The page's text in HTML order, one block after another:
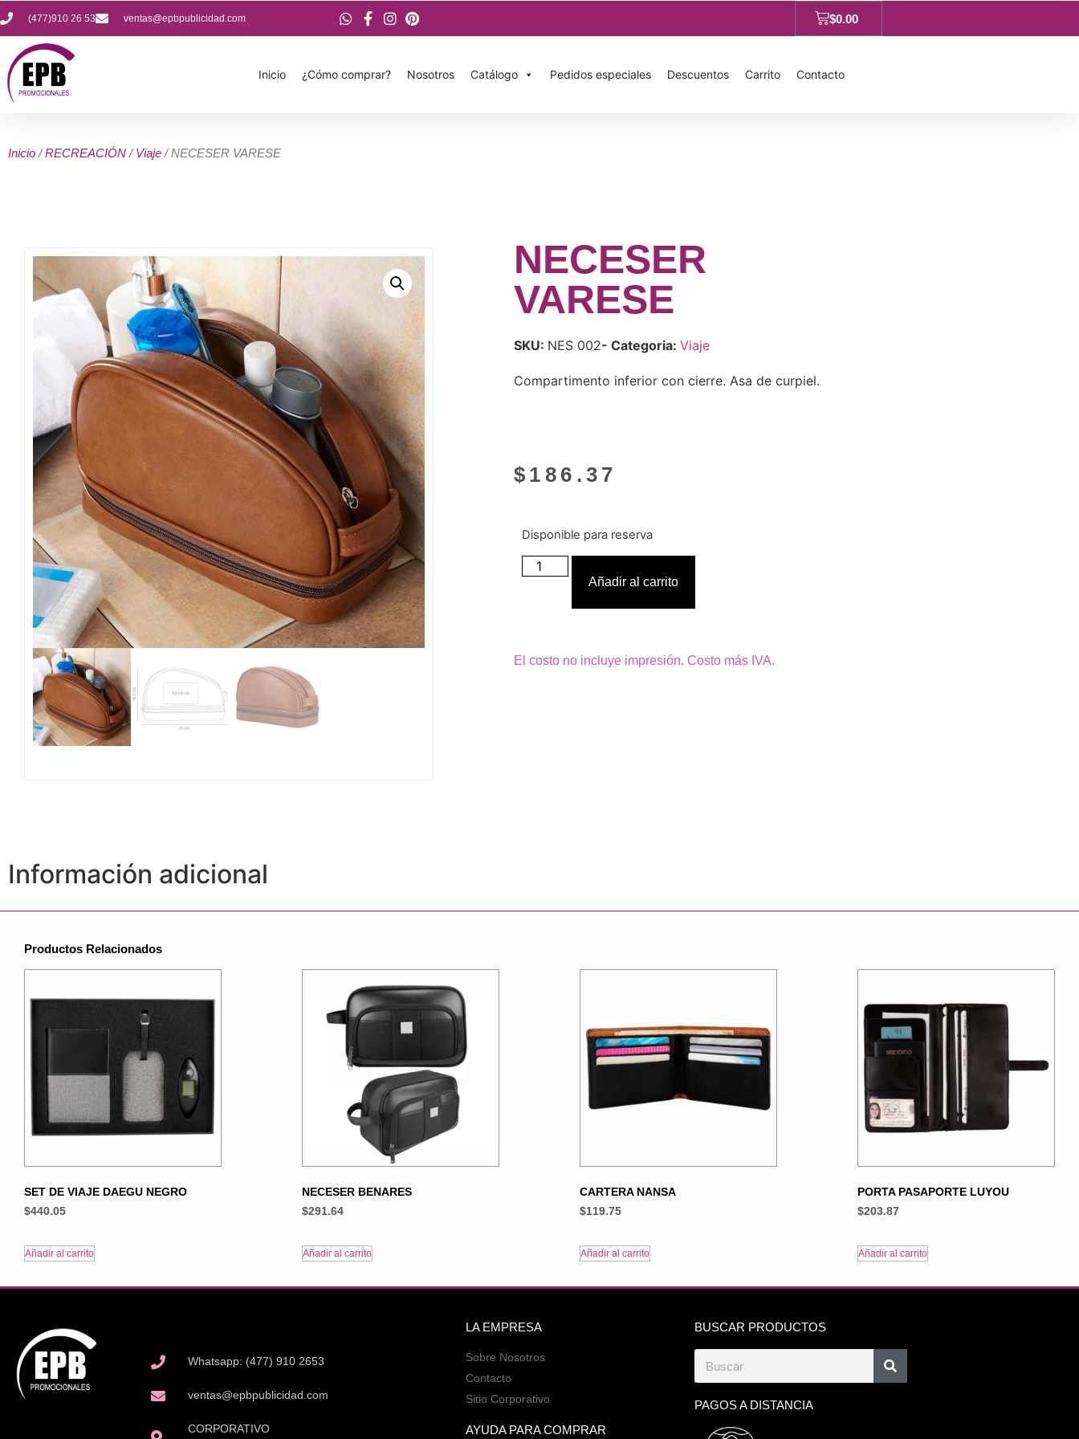
(477)910 26 53 ventas@epbpublicidad.com $0.00
Inicio ¿Cómo comprar? Nosotros Catálogo Pedidos especiales Descuentos Carrito Contacto
Inicio /RECREACIÓN /Viaje / NECESER VARESE
NECESER
VARESE
SKU: NES 002- Categoria: Viaje
Compartimento inferior con cierre. Asa de curpiel.
$ 186.37
Disponible para reserva
Añadir al carrito
El costo no incluye impresión. Costo más IVA.
Información adicional
Productos Relacionados
SET DE VIAJE DAEGU NEGRO
$440.05
Añadir al carrito
NECESER BENARES
$291.64
Añadir al carrito
CARTERA NANSA
$119.75
Añadir al carrito
PORTA PASAPORTE LUYOU
$203.87
Añadir al carrito
Whatsapp: (477) 910 2653
ventas@epbpublicidad.com
CORPORATIVO
LA EMPRESA
Sobre Nosotros
Contacto
Sitio Corporativo
AYUDA PARA COMPRAR
BUSCAR PRODUCTOS
PAGOS A DISTANCIA